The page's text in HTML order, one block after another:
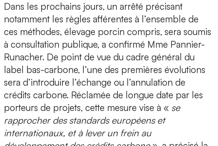
Dans les prochains jours, un arrêté précisant
notamment les règles afférentes à l’ensemble de
ces méthodes, élevage porcin compris, sera soumis
à consultation publique, a confirmé Mme Pannier-
Runacher. De point de vue du cadre général du
label bas-carbone, l’une des premières évolutions
sera d’introduire l’échange ou l’annulation de
crédits carbone. Réclamée de longue date par les
porteurs de projets, cette mesure vise à « se
rapprocher des standards européens et
internationaux, et à lever un frein au